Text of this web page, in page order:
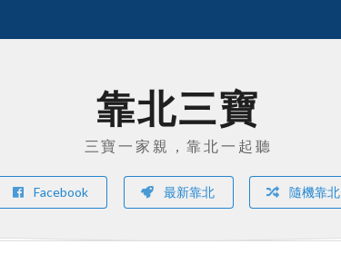
靠北三寶
三寶一家親，靠北一起聽
Facebook 最新靠北 隨機靠北